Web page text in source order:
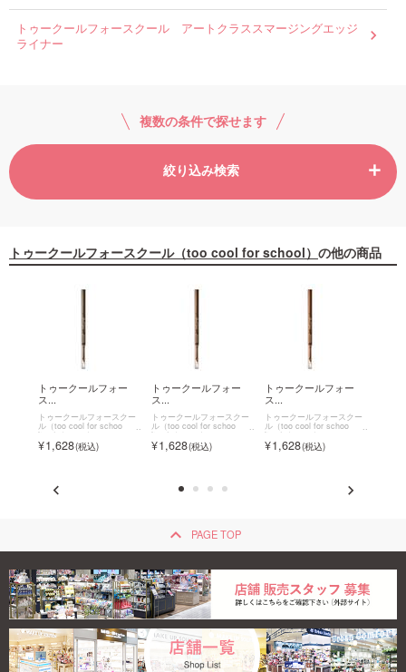
トゥークールフォースクール アートクラススマージングエッジ
ライナー
複数の条件で探せます
絞り込み検索
トゥークールフォースクール（too cool for school） の他の商品
トゥークールフォー
ス...
トゥークールフォースクー
ル（too cool for schoo
l） トゥークールフォース
クール アートクラススマ
ージングエッジライナー
1,628
トゥークールフォー
ス...
トゥークールフォースクー
ル（too cool for schoo
l） トゥークールフォース
クール アートクラススマ
ージングエッジライナー
1,628
トゥークールフォー
ス...
トゥークールフォースクー
ル（too cool for schoo
l） トゥークールフォース
クール アートクラススマ
ージングエッジライナー
1,628
keyboard_arrow_up PAGE TOP